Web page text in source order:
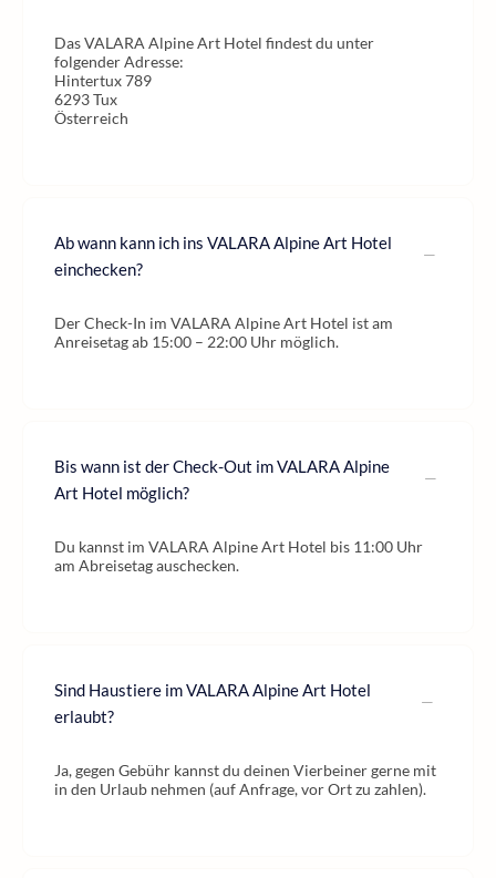
Das VALARA Alpine Art Hotel findest du unter
folgender Adresse:
Hintertux 789
6293 Tux
Österreich
Ab wann kann ich ins VALARA Alpine Art Hotel
einchecken?
Der Check-In im VALARA Alpine Art Hotel ist am
Anreisetag ab 15:00 – 22:00 Uhr möglich.
Bis wann ist der Check-Out im VALARA Alpine
Art Hotel möglich?
Du kannst im VALARA Alpine Art Hotel bis 11:00 Uhr
am Abreisetag auschecken.
Sind Haustiere im VALARA Alpine Art Hotel
erlaubt?
Ja, gegen Gebühr kannst du deinen Vierbeiner gerne mit
in den Urlaub nehmen (auf Anfrage, vor Ort zu zahlen).